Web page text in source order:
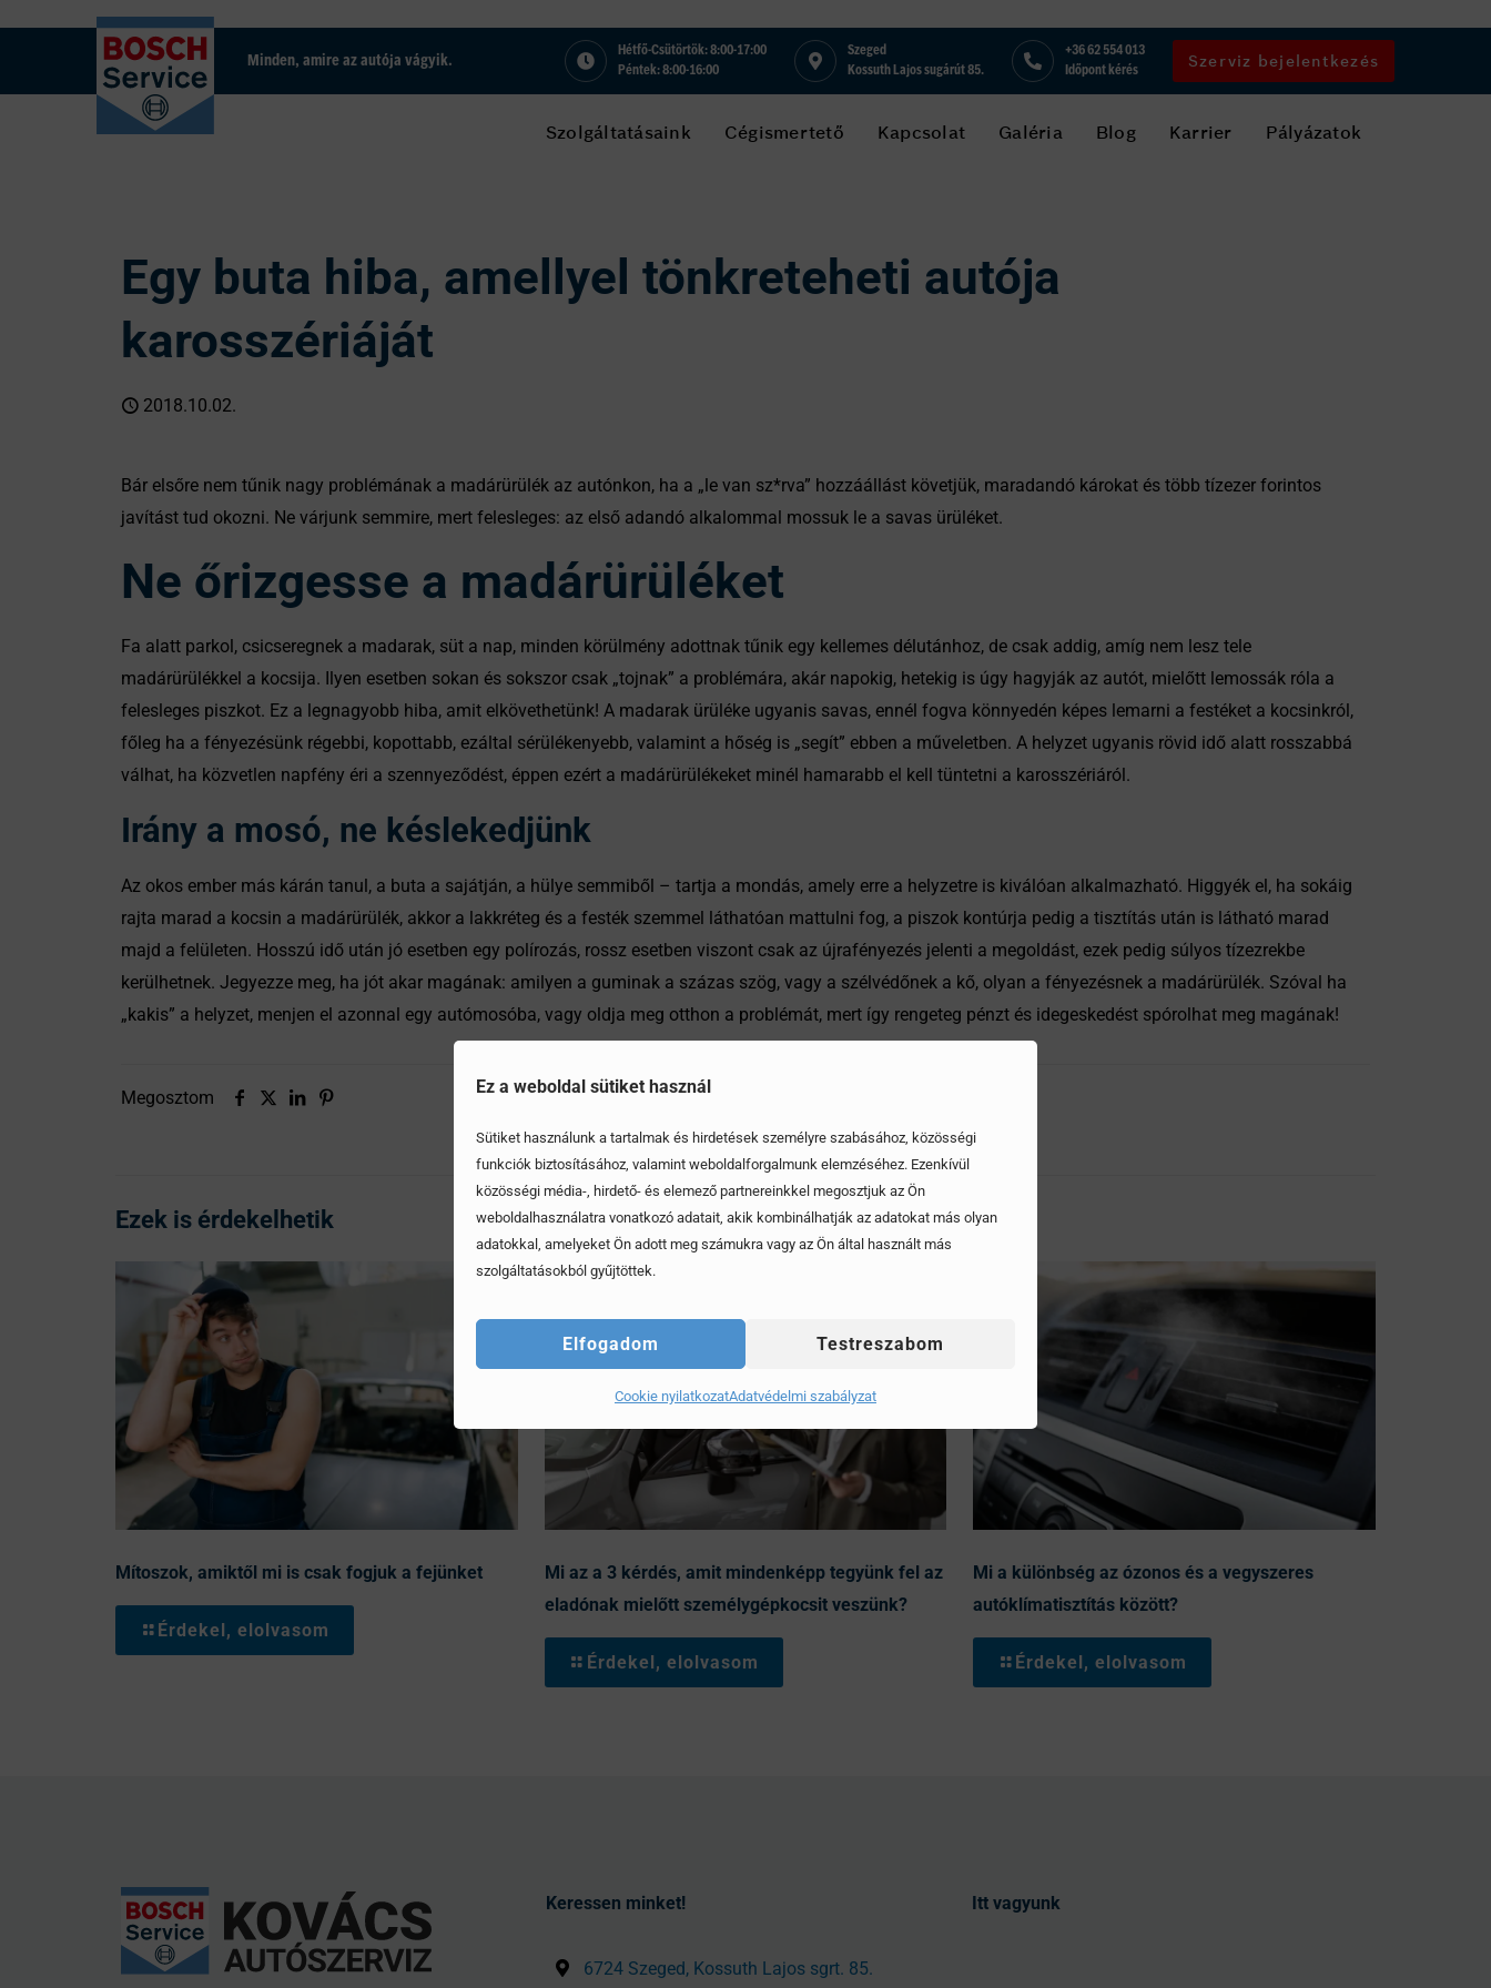
Ez a weboldal sütiket használ
Sütiket használunk a tartalmak és hirdetések személyre szabásához, közösségi
funkciók biztosításához, valamint weboldalforgalmunk elemzéséhez. Ezenkívül
közösségi média-, hirdető- és elemező partnereinkkel megosztjuk az Ön
weboldalhasználatra vonatkozó adatait, akik kombinálhatják az adatokat más olyan
adatokkal, amelyeket Ön adott meg számukra vagy az Ön által használt más
szolgáltatásokból gyűjtöttek.
Elfogadom Testreszabom
Cookie nyilatkozatAdatvédelmi szabályzat
Minden, amire az autója vágyik.
Hétfő-Csütörtök: 8:00-17:00
Péntek: 8:00-16:00
Szeged
Kossuth Lajos sugárút 85.
+36 62 554 013
Időpont kérés
Szerviz bejelentkezés
Szolgáltatásaink Cégismertető Kapcsolat Galéria Blog Karrier Pályázatok
Egy buta hiba, amellyel tönkreteheti autója
karosszériáját
2018.10.02.
Bár elsőre nem tűnik nagy problémának a madárürülék az autónkon, ha a „le van sz*rva” hozzáállást követjük, maradandó károkat és több tízezer forintos
javítást tud okozni. Ne várjunk semmire, mert felesleges: az első adandó alkalommal mossuk le a savas ürüléket.
Ne őrizgesse a madárürüléket
Fa alatt parkol, csicseregnek a madarak, süt a nap, minden körülmény adottnak tűnik egy kellemes délutánhoz, de csak addig, amíg nem lesz tele
madárürülékkel a kocsija. Ilyen esetben sokan és sokszor csak „tojnak” a problémára, akár napokig, hetekig is úgy hagyják az autót, mielőtt lemossák róla a
felesleges piszkot. Ez a legnagyobb hiba, amit elkövethetünk! A madarak ürüléke ugyanis savas, ennél fogva könnyedén képes lemarni a festéket a kocsinkról,
főleg ha a fényezésünk régebbi, kopottabb, ezáltal sérülékenyebb, valamint a hőség is „segít” ebben a műveletben. A helyzet ugyanis rövid idő alatt rosszabbá
válhat, ha közvetlen napfény éri a szennyeződést, éppen ezért a madárürülékeket minél hamarabb el kell tüntetni a karosszériáról.
Irány a mosó, ne késlekedjünk
Az okos ember más kárán tanul, a buta a sajátján, a hülye semmiből – tartja a mondás, amely erre a helyzetre is kiválóan alkalmazható. Higgyék el, ha sokáig
rajta marad a kocsin a madárürülék, akkor a lakkréteg és a festék szemmel láthatóan mattulni fog, a piszok kontúrja pedig a tisztítás után is látható marad
majd a felületen. Hosszú idő után jó esetben egy polírozás, rossz esetben viszont csak az újrafényezés jelenti a megoldást, ezek pedig súlyos tízezrekbe
kerülhetnek. Jegyezze meg, ha jót akar magának: amilyen a guminak a százas szög, vagy a szélvédőnek a kő, olyan a fényezésnek a madárürülék. Szóval ha
„kakis” a helyzet, menjen el azonnal egy autómosóba, vagy oldja meg otthon a problémát, mert így rengeteg pénzt és idegeskedést spórolhat meg magának!
Megosztom
Ezek is érdekelhetik
Mítoszok, amiktől mi is csak fogjuk a fejünket
Érdekel, elolvasom
Mi az a 3 kérdés, amit mindenképp tegyünk fel az
eladónak mielőtt személygépkocsit veszünk?
Érdekel, elolvasom
Mi a különbség az ózonos és a vegyszeres
autóklímatisztítás között?
Érdekel, elolvasom
Keressen minket!
6724 Szeged, Kossuth Lajos sgrt. 85.
Itt vagyunk